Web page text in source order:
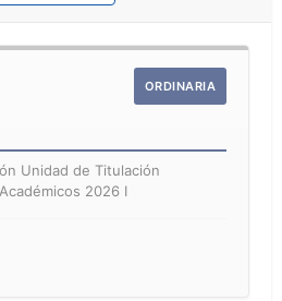
ORDINARIA
Unidad de Titulación
2026 I